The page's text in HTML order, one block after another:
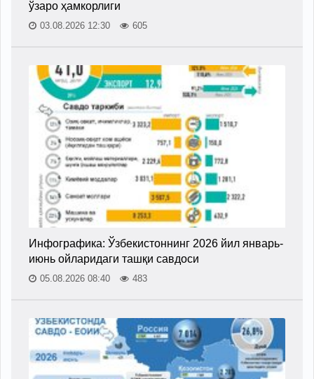
ўзаро ҳамкорлиги
03.08.2026 12:30 605
Инфографика: Ўзбекистоннинг 2026 йил январь-
июнь ойларидаги ташқи савдоси
05.08.2026 08:40 483